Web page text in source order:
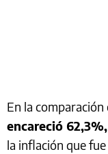
En la comparación
encareció 62,3%,
la inflación que